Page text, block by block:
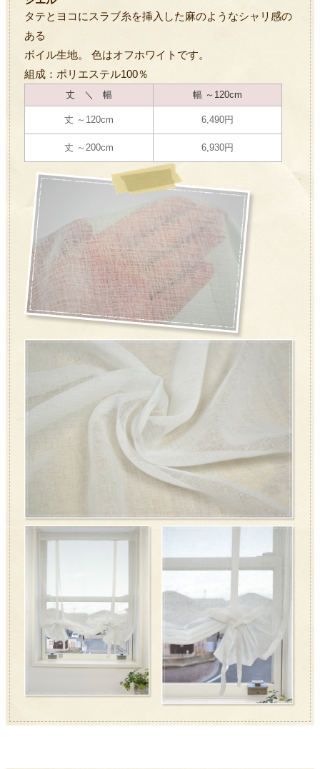
タテとヨコにスラブ糸を挿入した麻のようなシャリ感の
ある
ボイル生地。 色はオフホワイトです。
組成：ポリエステル100％
丈 ＼ 幅 幅 ～120cm
丈 ～120cm 6,490円
丈 ～200cm 6,930円